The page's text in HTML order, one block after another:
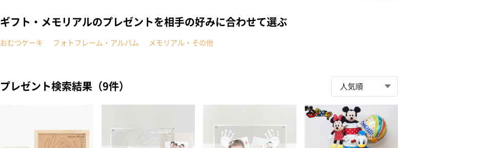
ギフト・メモリアルのプレゼントを相手の好みに合わせて選ぶ
おむつケーキ フォトフレーム・アルバム メモリアル・その他
プレゼント検索結果（9件）